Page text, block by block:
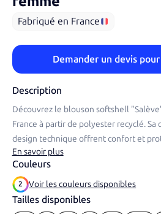
Fabriqué en France
Demander un devis
Description
Découvrez le blouson softshell
France à partir de polyester recyclé. Sa
design technique offrent confort et
En savoir plus
Couleurs
2 Voir les couleurs disponibles
Tailles disponibles